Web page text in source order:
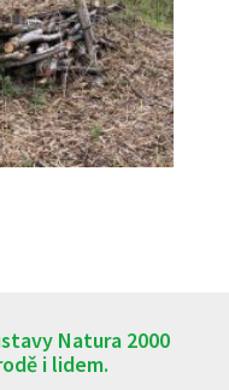
Natura 2000
i lidem.